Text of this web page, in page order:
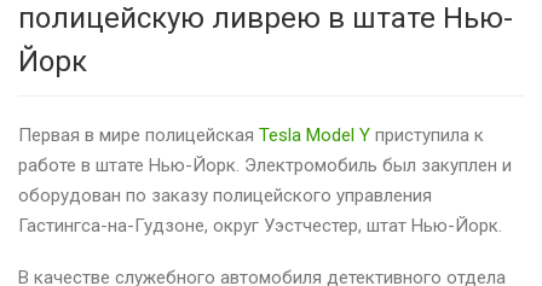
полицейскую ливрею в штате Нью-
Йорк
Первая в мире полицейская Tesla Model Y приступила к
работе в штате Нью-Йорк. Электромобиль был закуплен и
оборудован по заказу полицейского управления
Гастингса-на-Гудзоне, округ Уэстчестер, штат Нью-Йорк.
В качестве служебного автомобиля детективного отдела